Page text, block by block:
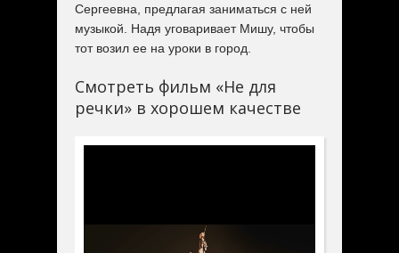
Сергеевна, предлагая заниматься с ней
музыкой. Надя уговаривает Мишу, чтобы
тот возил ее на уроки в город.
Смотреть фильм «Не для
речки» в хорошем качестве